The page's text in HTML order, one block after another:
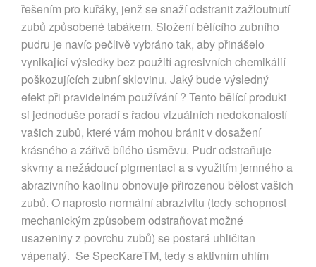
řešením pro kuřáky, jenž se snaží odstranit zažloutnutí
zubů způsobené tabákem. Složení bělícího zubního
pudru je navíc pečlivě vybráno tak, aby přinášelo
vynikající výsledky bez použití agresivních chemikálií
poškozujících zubní sklovinu. Jaký bude výsledný
efekt při pravidelném používání ? Tento bělící produkt
si jednoduše poradí s řadou vizuálních nedokonalostí
vašich zubů, které vám mohou bránit v dosažení
krásného a zářivě bílého úsměvu. Pudr odstraňuje
skvrny a nežádoucí pigmentaci a s využitím jemného a
abrazivního kaolinu obnovuje přirozenou bělost vašich
zubů. O naprosto normální abrazivitu (tedy schopnost
mechanickým způsobem odstraňovat možné
usazeniny z povrchu zubů) se postará uhličitan
vápenatý. Se SpecKareTM, tedy s aktivním uhlím